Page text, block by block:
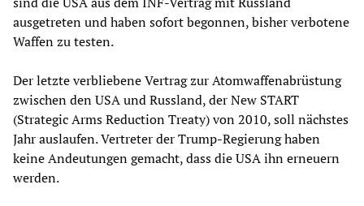
ausgetreten und haben sofort begonnen, bisher verbotene
Waffen zu testen.
Der letzte verbliebene Vertrag zur Atomwaffenabrüstung
zwischen den USA und Russland, der New START
(Strategic Arms Reduction Treaty) von 2010, soll nächstes
Jahr auslaufen. Vertreter der Trump-Regierung haben
keine Andeutungen gemacht, dass die USA ihn erneuern
werden.